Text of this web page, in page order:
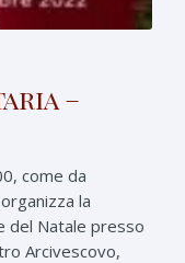
–
come da
la
del Natale presso
Arcivescovo,